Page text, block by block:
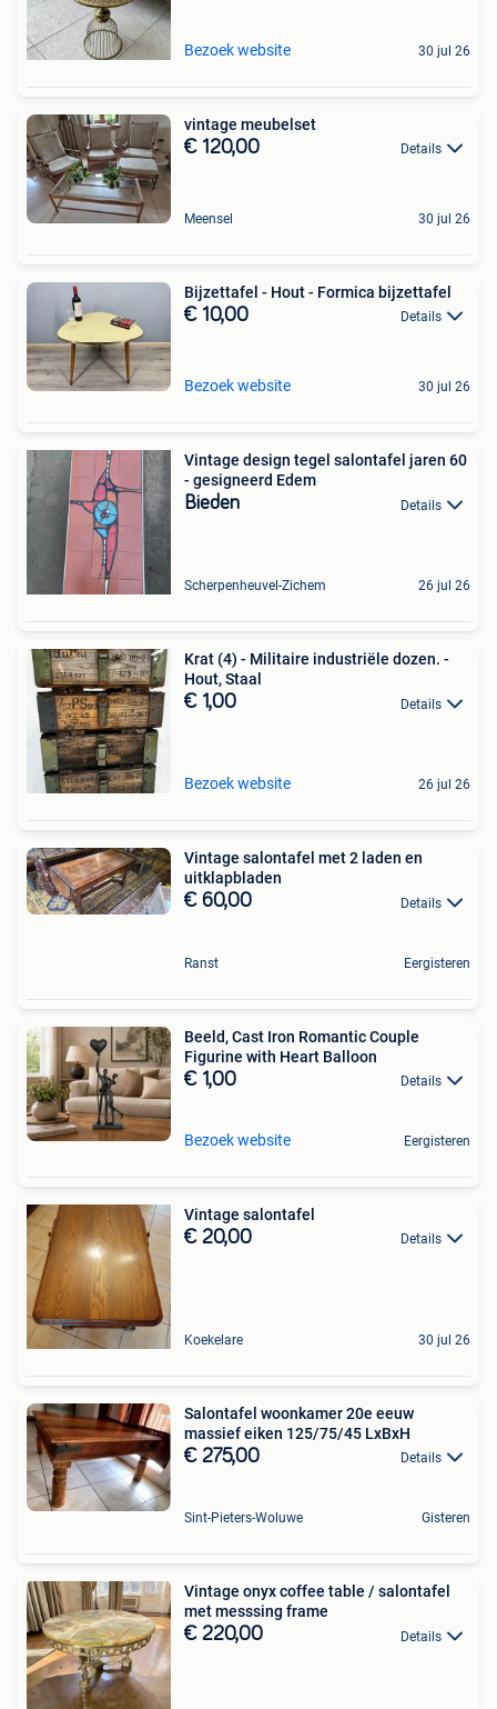
Bezoek website 30 jul 26
vintage meubelset
€ 120,00 Details
Meensel 30 jul 26
Bijzettafel - Hout - Formica bijzettafel
€ 10,00 Details
Bezoek website 30 jul 26
Vintage design tegel salontafel jaren 60
- gesigneerd Edem
Bieden Details
Scherpenheuvel-Zichem 26 jul 26
Krat (4) - Militaire industriële dozen. -
Hout, Staal
€ 1,00 Details
Bezoek website 26 jul 26
Vintage salontafel met 2 laden en
uitklapbladen
€ 60,00 Details
Ranst Eergisteren
Beeld, Cast Iron Romantic Couple
Figurine with Heart Balloon
€ 1,00 Details
Bezoek website Eergisteren
Vintage salontafel
€ 20,00 Details
Koekelare 30 jul 26
Salontafel woonkamer 20e eeuw
massief eiken 125/75/45 LxBxH
€ 275,00 Details
Sint-Pieters-Woluwe Gisteren
Vintage onyx coffee table / salontafel
met messsing frame
€ 220,00 Details